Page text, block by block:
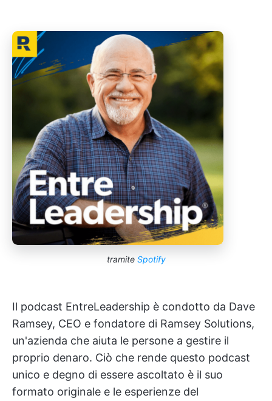
tramite Spotify
Il podcast EntreLeadership è condotto da Dave
Ramsey, CEO e fondatore di Ramsey Solutions,
un'azienda che aiuta le persone a gestire il
proprio denaro. Ciò che rende questo podcast
unico e degno di essere ascoltato è il suo
formato originale e le esperienze del